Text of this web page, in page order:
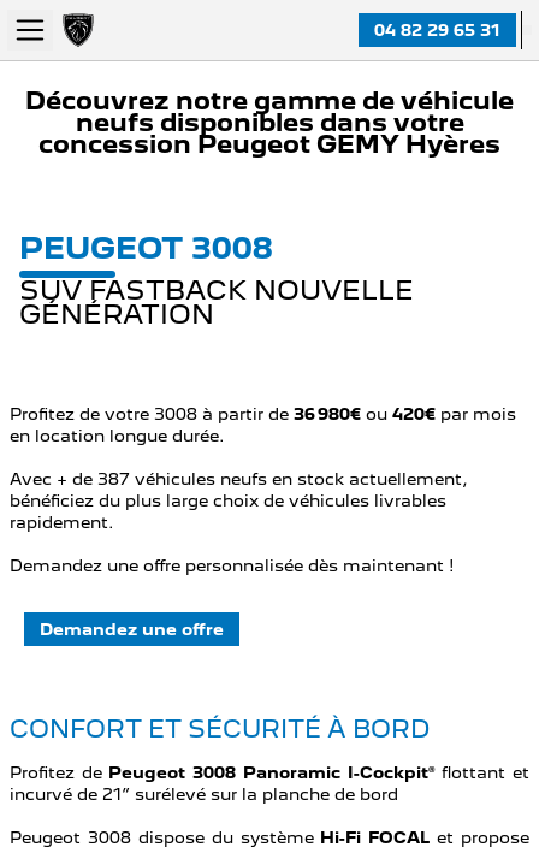
04 82 29 65 31
Découvrez notre gamme de véhicule
neufs disponibles dans votre
concession Peugeot GEMY Hyères
PEUGEOT 3008
SUV FASTBACK NOUVELLE
GÉNÉRATION
Profitez de votre 3008 à partir de 36 980€ ou 420€ par mois
en location longue durée.
Avec + de 387 véhicules neufs en stock actuellement,
bénéficiez du plus large choix de véhicules livrables
rapidement.
Demandez une offre personnalisée dès maintenant !
Demandez une offre
CONFORT ET SÉCURITÉ À BORD
Profitez de Peugeot 3008 Panoramic I-Cockpit® flottant et
incurvé de 21” surélevé sur la planche de bord
Peugeot 3008 dispose du système Hi-Fi FOCAL et propose